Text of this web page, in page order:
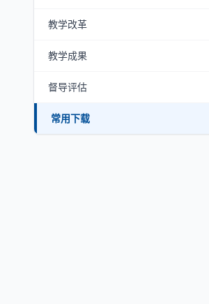
教学改革
教学成果
督导评估
常用下载